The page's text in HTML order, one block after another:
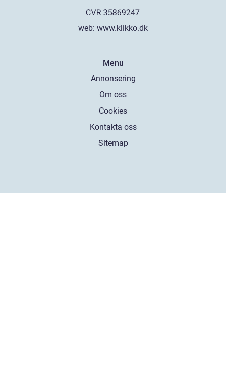
web: www.klikko.dk
Menu
Annonsering
Om oss
Cookies
Kontakta oss
Sitemap